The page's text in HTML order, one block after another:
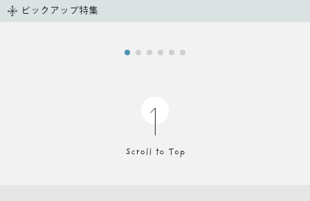
ピックアップ特集